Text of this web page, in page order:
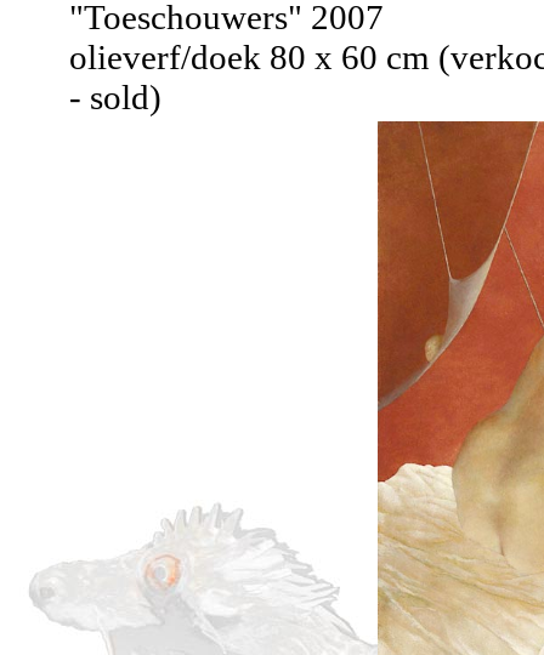
"Toeschouwers" 2007
olieverf/doek 80 x 60 cm
- sold)